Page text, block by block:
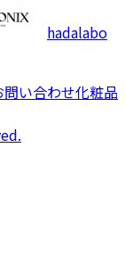
hadalabo
問い合わせ化粧品